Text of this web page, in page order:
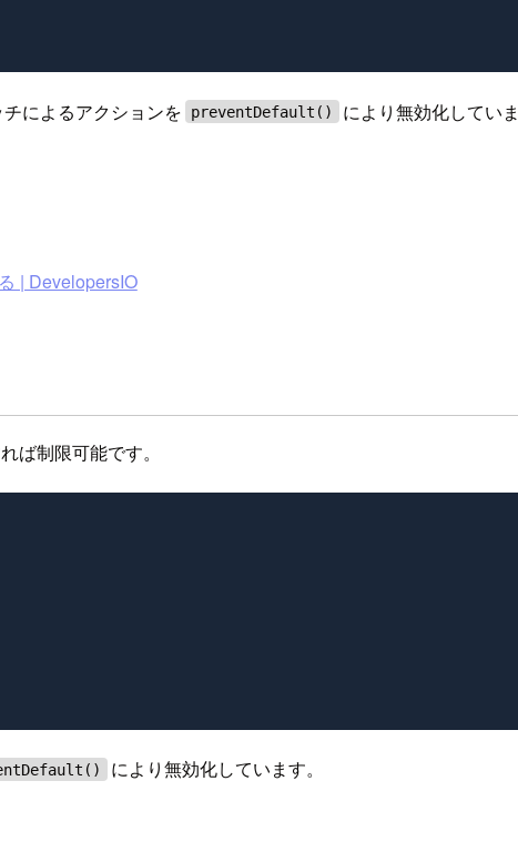
によるアクションを preventDefault() により無効化してい
| DevelopersIO
ば制限可能です。
により無効化しています。